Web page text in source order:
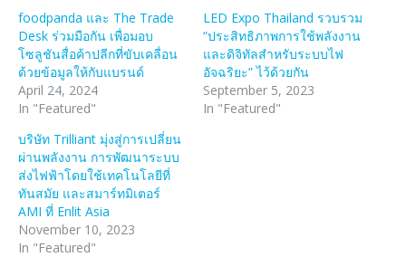
foodpanda และ The Trade
Desk ร่วมมือกัน เพื่อมอบ
โซลูชันสื่อค้าปลีกที่ขับเคลื่อน
ด้วยข้อมูลให้กับแบรนด์
April 24, 2024
In "Featured"
LED Expo Thailand รวบรวม
“ประสิทธิภาพการใช้พลังงาน
และดิจิทัลสำหรับระบบไฟ
อัจฉริยะ” ไว้ด้วยกัน
September 5, 2023
In "Featured"
บริษัท Trilliant มุ่งสู่การเปลี่ยน
ผ่านพลังงาน การพัฒนาระบบ
ส่งไฟฟ้าโดยใช้เทคโนโลยีที่
ทันสมัย และสมาร์ทมิเตอร์
AMI ที่ Enlit Asia
November 10, 2023
In "Featured"